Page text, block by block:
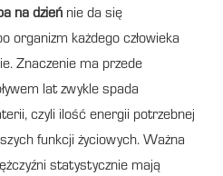
na dzień nie da się
organizm każdego człowieka
Znaczenie ma przede
lat zwykle spada
czyli ilość energii potrzebnej
funkcji życiowych. Ważna
statystycznie mają